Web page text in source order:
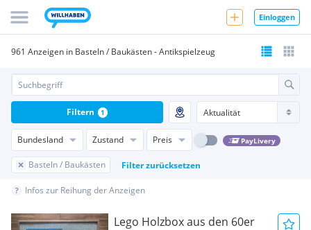
Einloggen
961 Anzeigen in Basteln / Baukästen - Antikspielzeug
Bundesland Zustand Preis PayLivery
Basteln / Baukästen Filter zurücksetzen
Filtern 1
Infos zur Reihung der Anzeigen
Lego Holzbox aus den 60er